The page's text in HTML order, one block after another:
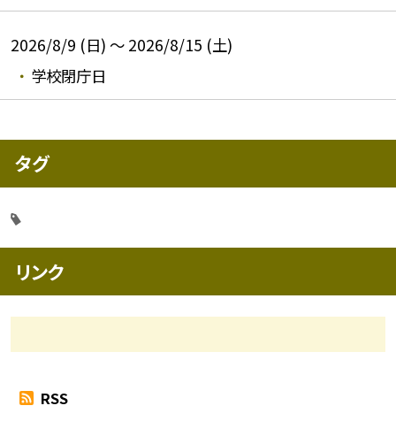
2026/8/9 (日) ～ 2026/8/15 (土)
学校閉庁日
タグ
リンク
RSS